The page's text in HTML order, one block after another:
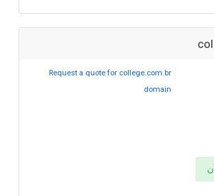
Request a quote for college.com.br
domain